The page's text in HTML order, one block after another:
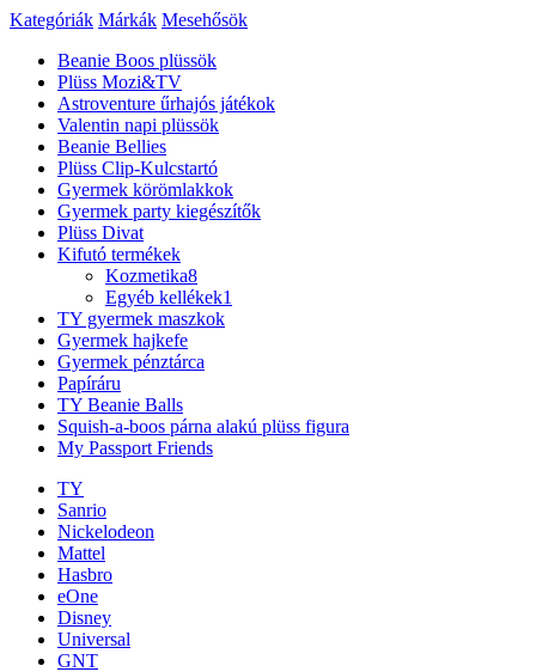
Kategóriák Márkák Mesehősök
Beanie Boos plüssök
Plüss Mozi&TV
Astroventure űrhajós játékok
Valentin napi plüssök
Beanie Bellies
Plüss Clip-Kulcstartó
Gyermek körömlakkok
Gyermek party kiegészítők
Plüss Divat
Kifutó termékek
Kozmetika8
Egyéb kellékek1
TY gyermek maszkok
Gyermek hajkefe
Gyermek pénztárca
Papíráru
TY Beanie Balls
Squish-a-boos párna alakú plüss figura
My Passport Friends
TY
Sanrio
Nickelodeon
Mattel
Hasbro
eOne
Disney
Universal
GNT